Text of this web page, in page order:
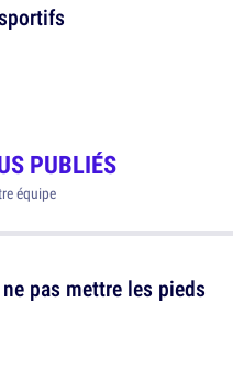
PUBLIÉS
équipe
pas mettre les pieds